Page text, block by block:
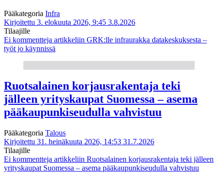
Pääkategoria Infra
Kirjoitettu 3. elokuuta 2026, 9:45 3.8.2026
Tilaajille
Ei kommentteja artikkeliin GRK:lle infraurakka datakeskuksesta –
työt jo käynnissä
Ruotsalainen korjausrakentaja teki
jälleen yrityskaupat Suomessa – asema
pääkaupunkiseudulla vahvistuu
Pääkategoria Talous
Kirjoitettu 31. heinäkuuta 2026, 14:53 31.7.2026
Tilaajille
Ei kommentteja artikkeliin Ruotsalainen korjausrakentaja teki jälleen
yrityskaupat Suomessa – asema pääkaupunkiseudulla vahvistuu